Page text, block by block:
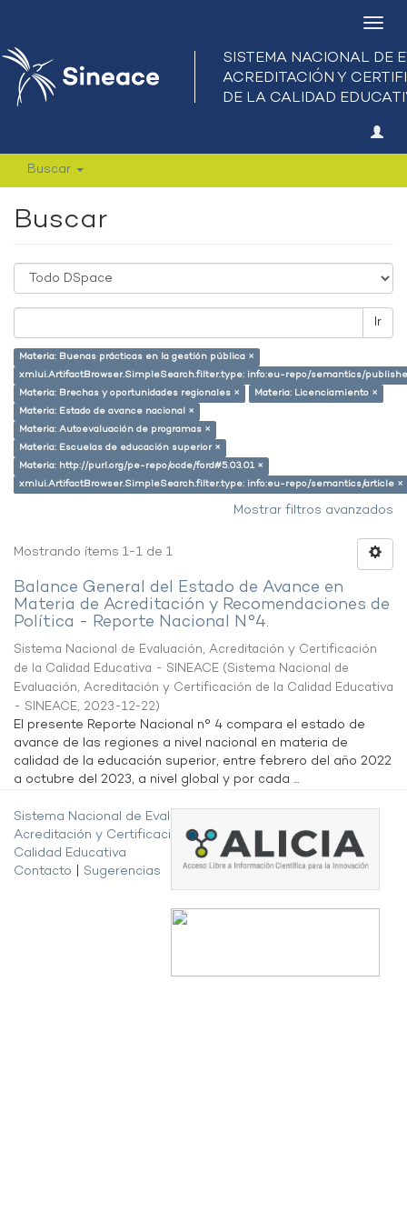
Buscar
Buscar
Ir
Materia: Buenas prácticas en la gestión pública ×
xmlui.ArtifactBrowser.SimpleSearch.filter.type: info:eu-repo/semantics/
Materia: Brechas y oportunidades regionales ×
Materia: Licenciamiento ×
Materia: Estado de avance nacional ×
Materia: Autoevaluación de programas ×
Materia: Escuelas de educación superior ×
Materia: http://purl.org/pe-repo/ocde/ford#5.03.01 ×
xmlui.ArtifactBrowser.SimpleSearch.filter.type: info:eu-repo/semantics/article ×
Mostrar filtros avanzados
Mostrando ítems 1-1 de 1
Balance General del Estado de Avance en
Materia de Acreditación y Recomendaciones de
Política - Reporte Nacional N°4.
Sistema Nacional de Evaluación, Acreditación y Certificación
de la Calidad Educativa - SINEACE (Sistema Nacional de
Evaluación, Acreditación y Certificación de la Calidad Educativa
- SINEACE, 2023-12-22)
El presente Reporte Nacional n° 4 compara el estado de
avance de las regiones a nivel nacional en materia de
calidad de la educación superior, entre febrero del año 2022
a octubre del 2023, a nivel global y por cada ...
Sistema Nacional de Evaluación,
Acreditación y Certificación de la
Calidad Educativa
Contacto
Sugerencias